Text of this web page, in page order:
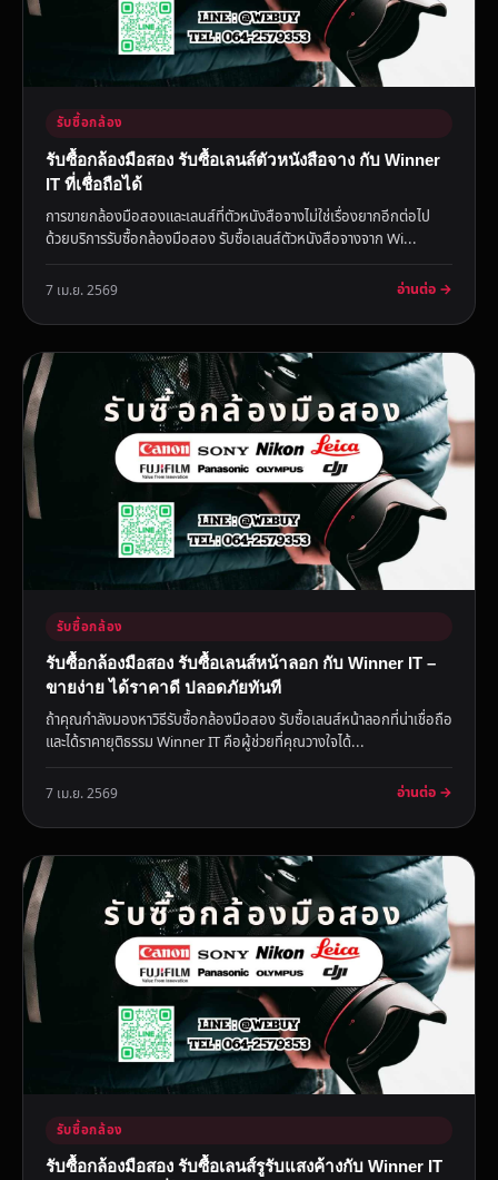
รับซื้อกล้อง
รับซื้อกล้องมือสอง รับซื้อเลนส์ตัวหนังสือจาง กับ Winner
IT ที่เชื่อถือได้
การขายกล้องมือสองและเลนส์ที่ตัวหนังสือจางไม่ใช่เรื่องยากอีกต่อไป
ด้วยบริการรับซื้อกล้องมือสอง รับซื้อเลนส์ตัวหนังสือจางจาก Wi...
7 เม.ย. 2569 อ่านต่อ →
รับซื้อกล้อง
รับซื้อกล้องมือสอง รับซื้อเลนส์หน้าลอก กับ Winner IT –
ขายง่าย ได้ราคาดี ปลอดภัยทันที
ถ้าคุณกำลังมองหาวิธีรับซื้อกล้องมือสอง รับซื้อเลนส์หน้าลอกที่น่าเชื่อถือ
และได้ราคายุติธรรม Winner IT คือผู้ช่วยที่คุณวางใจได้...
7 เม.ย. 2569 อ่านต่อ →
รับซื้อกล้อง
รับซื้อกล้องมือสอง รับซื้อเลนส์รูรับแสงค้างกับ Winner IT